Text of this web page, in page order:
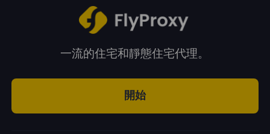
一流的住宅和靜態住宅代理。
開始